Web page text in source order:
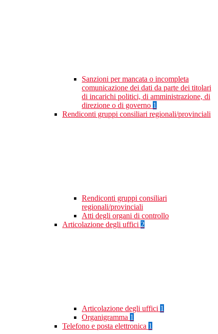
Sanzioni per mancata o incompleta
comunicazione dei dati da parte dei titolari
di incarichi politici, di amministrazione, di
direzione o di governo 1
Rendiconti gruppi consiliari regionali/provinciali
Rendiconti gruppi consiliari
regionali/provinciali
Atti degli organi di controllo
Articolazione degli uffici 2
Articolazione degli uffici 1
Organigramma 1
Telefono e posta elettronica 1